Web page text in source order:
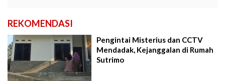
REKOMENDASI
Pengintai Misterius dan CCTV
Mendadak, Kejanggalan di Rumah
Sutrimo